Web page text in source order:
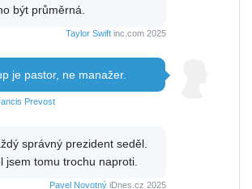
být průměrná.
Taylor Swift inc.com 2025
je pastor, ne manažer.
Prevost
správný prezident seděl.
jsem tomu trochu naproti.
Pavel Novotný iDnes.cz 2025